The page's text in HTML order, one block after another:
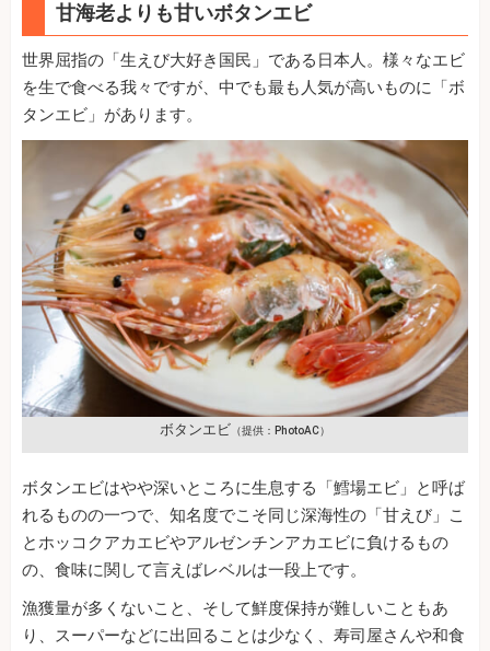
甘海老よりも甘いボタンエビ
世界屈指の「生えび大好き国民」である日本人。様々なエビ
を生で食べる我々ですが、中でも最も人気が高いものに「ボ
タンエビ」があります。
ボタンエビ （提供：PhotoAC）
ボタンエビはやや深いところに生息する「鱈場エビ」と呼ば
れるものの一つで、知名度でこそ同じ深海性の「甘えび」こ
とホッコクアカエビやアルゼンチンアカエビに負けるもの
の、食味に関して言えばレベルは一段上です。
漁獲量が多くないこと、そして鮮度保持が難しいこともあ
り、スーパーなどに出回ることは少なく、寿司屋さんや和食